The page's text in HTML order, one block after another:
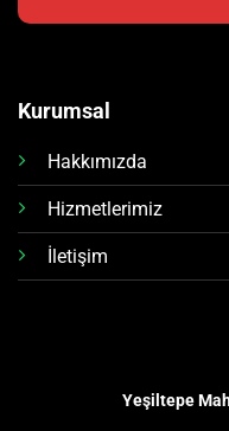
Kurumsal
Hakkımızda
Hizmetlerimiz
İletişim
Yeşiltepe